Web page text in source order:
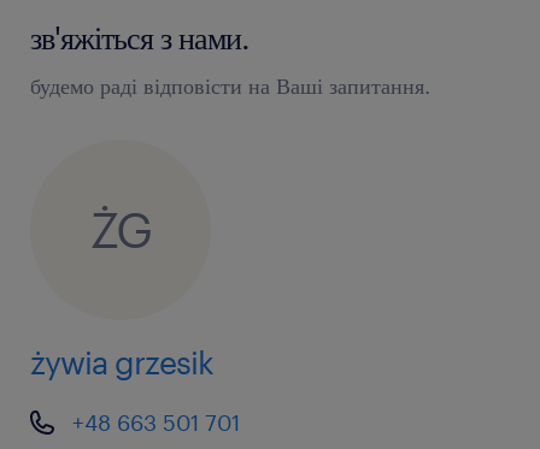
зв'яжіться з нами.
будемо раді відповісти на Ваші запитання.
ŻG
żywia grzesik
+48 663 501 701